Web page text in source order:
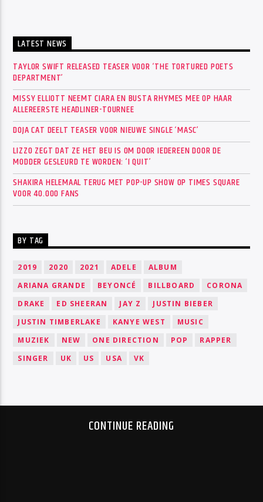
LATEST NEWS
TAYLOR SWIFT RELEASED TEASER VOOR ‘THE TORTURED POETS
DEPARTMENT’
MISSY ELLIOTT NEEMT CIARA EN BUSTA RHYMES MEE OP HAAR
ALLEREERSTE HEADLINER-TOURNEE
DOJA CAT DEELT TEASER VOOR NIEUWE SINGLE ‘MASC’
LIZZO ZEGT DAT ZE HET BEU IS OM DOOR IEDEREEN DOOR DE
MODDER GESLEURD TE WORDEN: ‘I QUIT’
SHAKIRA HELEMAAL TERUG MET POP-UP SHOW OP TIMES SQUARE
VOOR 40.000 FANS
BY TAG
2019 2020 2021 ADELE
ALBUM
ARIANA GRANDE
BEYONCÉ BILLBOARD
CORONA
DRAKE
ED SHEERAN JAY Z
JUSTIN BIEBER
JUSTIN TIMBERLAKE
KANYE WEST
MUSIC
MUZIEK
NEW ONE DIRECTION POP
RAPPER
SINGER
UK US USA VK
CONTINUE READING